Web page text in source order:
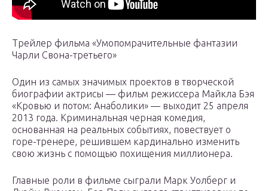
Трейлер фильма «Умопомрачительные фантазии
Чарли Свона-третьего»
Один из самых значимых проектов в творческой
биографии актрисы — фильм режиссера Майкла Бэя
«Кровью и потом: Анаболики» — выходит 25 апреля
2013 года. Криминальная черная комедия,
основанная на реальных событиях, повествует о
горе-тренере, решившем кардинально изменить
свою жизнь с помощью похищения миллионера.
Главные роли в фильме сыграли Марк Уолберг и